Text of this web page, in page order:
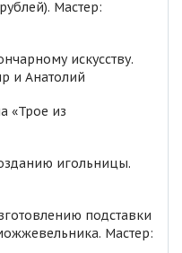
Мастер:
искусству.
и Анатолий
«Трое из
игольницы.
подставки
Мастер: